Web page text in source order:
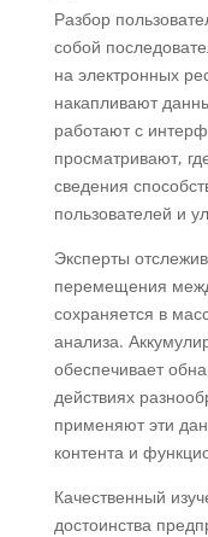
Разбор
собой
на электронных
накапливают
работают с
просматривают,
сведения
пользователей и
Эксперты
перемещения
сохраняется в
анализа.
обеспечивает
действиях
применяют эти
контента и
Качественный
достоинства